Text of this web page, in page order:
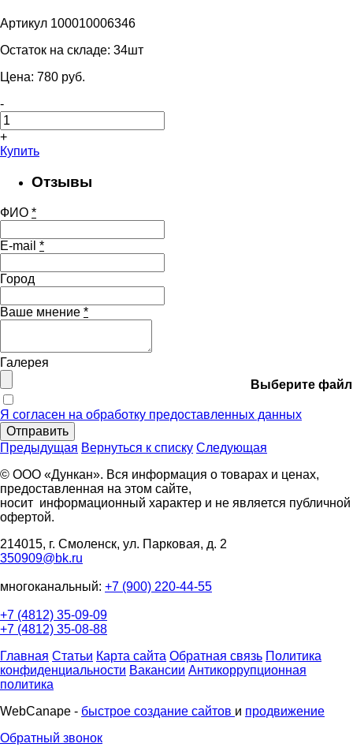
Артикул 100010006346
Остаток на складе: 34шт
Цена: 780 pуб.
-
+
Купить
Отзывы
ФИО *
E-mail *
Город
Ваше мнение *
Галерея
Выберите файл
Я согласен на обработку предоставленных данных
Отправить
Предыдущая Вернуться к списку Следующая
© ООО «Дункан». Вся информация о товарах и ценах,
предоставленная на этом сайте,
носит информационный характер и не является публичной
офертой.
214015, г. Смоленск, ул. Парковая, д. 2
350909@bk.ru
многоканальный: +7 (900) 220-44-55
+7 (4812) 35-09-09
+7 (4812) 35-08-88
Главная Статьи Карта сайта Обратная связь Политика
конфиденциальности Вакансии Антикоррупционная
политика
WebCanape - быстрое создание сайтов и продвижение
Обратный звонок